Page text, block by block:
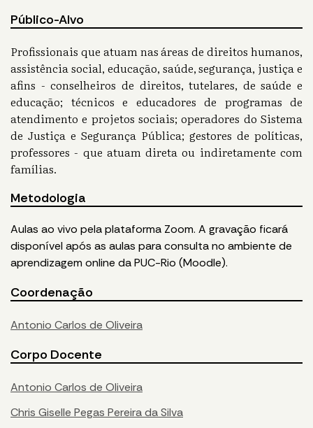
Público-Alvo
Profissionais que atuam nas áreas de direitos humanos,
assistência social, educação, saúde, segurança, justiça e
afins - conselheiros de direitos, tutelares, de saúde e
educação; técnicos e educadores de programas de
atendimento e projetos sociais; operadores do Sistema
de Justiça e Segurança Pública; gestores de políticas,
professores - que atuam direta ou indiretamente com
famílias.
Metodologia
Aulas ao vivo pela plataforma Zoom. A gravação ficará
disponível após as aulas para consulta no ambiente de
aprendizagem online da PUC-Rio (Moodle).
Coordenação
Antonio Carlos de Oliveira
Corpo Docente
Antonio Carlos de Oliveira
Chris Giselle Pegas Pereira da Silva